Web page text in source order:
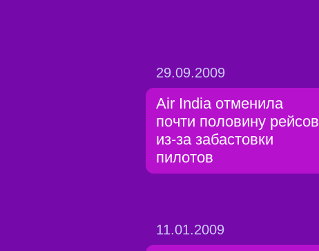
29.09.2009
Air India отменила
почти половину рейсов
из-за забастовки
пилотов
11.01.2009